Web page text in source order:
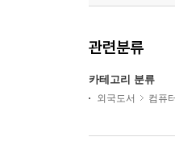
관련분류
카테고리 분류
외국도서 컴퓨터